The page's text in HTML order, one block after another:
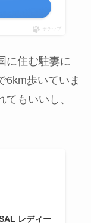
ポチップ
に住む駐妻に
6km歩いていま
もいいし、
レディー